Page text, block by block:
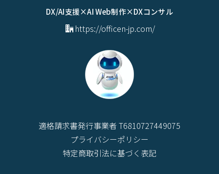
DX/AI支援×AI Web制作×DXコンサル
https://officen-jp.com/
適格請求書発行事業者 T6810727449075
プライバシーポリシー
特定商取引法に基づく表記